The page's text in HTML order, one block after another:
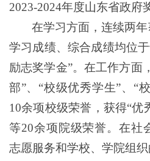
2023-2024年度山东省政府
在学习方面，连续两
学习成绩、综合成绩均位
励志奖学金”。在工作方面，
部”、 “校级优秀学生”、 “
10余项校级荣誉，获得“优
等20余项院级荣誉。在社
志愿服务和学校、学院组